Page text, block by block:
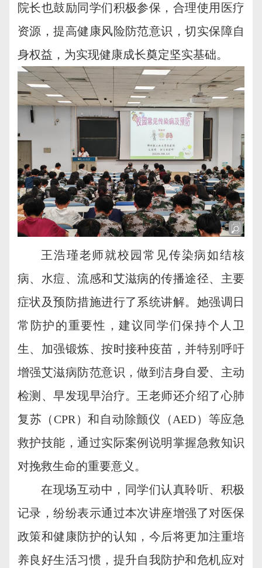
院长也鼓励同学们积极参保，合理使用医疗
资源，提高健康风险防范意识，切实保障自
身权益，为实现健康成长奠定坚实基础。
王浩瑾老师就校园常见传染病如结核
病、水痘、流感和艾滋病的传播途径、主要
症状及预防措施进行了系统讲解。她强调日
常防护的重要性，建议同学们保持个人卫
生、加强锻炼、按时接种疫苗，并特别呼吁
增强艾滋病防范意识，做到洁身自爱、主动
检测、早发现早治疗。王老师还介绍了心肺
复苏（CPR）和自动除颤仪（AED）等应急
救护技能，通过实际案例说明掌握急救知识
对挽救生命的重要意义。
在现场互动中，同学们认真聆听、积极
记录，纷纷表示通过本次讲座增强了对医保
政策和健康防护的认知，今后将更加注重培
养良好生活习惯，提升自我防护和危机应对